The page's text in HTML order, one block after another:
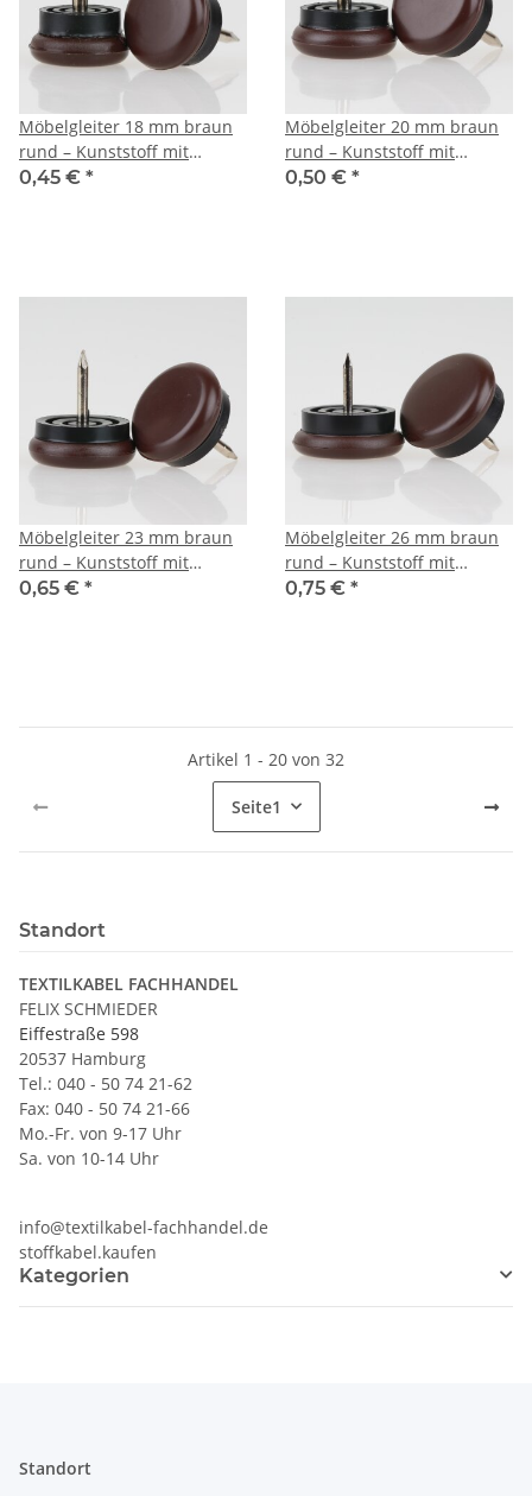
Möbelgleiter 18 mm braun
rund – Kunststoff mit
beweglichem Nagel
0,45 € *
Möbelgleiter 20 mm braun
rund – Kunststoff mit
beweglichem Nagel
0,50 € *
Möbelgleiter 23 mm braun
rund – Kunststoff mit
beweglichem Nagel
0,65 € *
Möbelgleiter 26 mm braun
rund – Kunststoff mit
beweglichem Nagel
0,75 € *
Artikel 1 - 20 von 32
Seite1
Standort
TEXTILKABEL FACHHANDEL
FELIX SCHMIEDER
Eiffestraße 598
20537 Hamburg
Tel.: 040 - 50 74 21-62
Fax: 040 - 50 74 21-66
Mo.-Fr. von 9-17 Uhr
Sa. von 10-14 Uhr
info@textilkabel-fachhandel.de
stoffkabel.kaufen
Kategorien
Standort